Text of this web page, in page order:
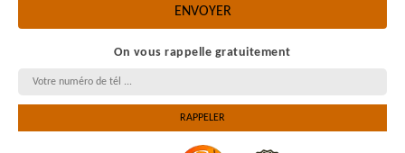
On vous rappelle gratuitement